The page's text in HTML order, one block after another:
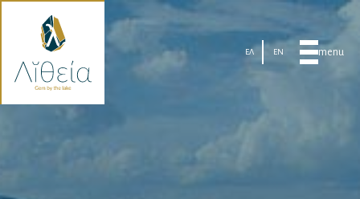
ΕΛ EN menu